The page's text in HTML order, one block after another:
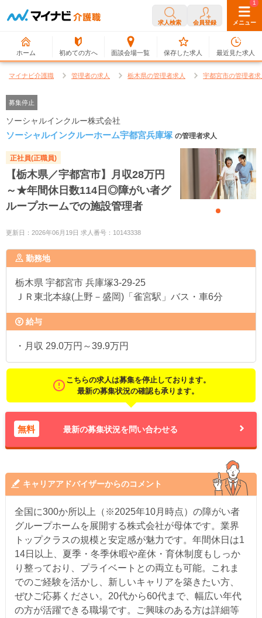
求人検索 会員登録 メニュー
ホーム 初めての方へ 面談会場一覧
0
保存した求人
1
最近見た求人
マイナビ介護職 管理者の求人 栃木県の管理者求人 宇都宮市の管理者求
募集停止
ソーシャルインクルー株式会社
ソーシャルインクルーホーム宇都宮兵庫塚 の管理者求人
正社員(正職員)
【栃木県／宇都宮市】月収28万円
～★年間休日数114日◎障がい者グ
ループホームでの施設管理者
更新日：2026年06月19日 求人番号：10143338
勤務地
栃木県 宇都宮市 兵庫塚3-29-25
ＪＲ東北本線(上野－盛岡)「雀宮駅」バス・車6分
給与
・月収 29.0万円～39.9万円
こちらの求人は募集を停止しております。
最新の募集状況の確認も承ります。
無料 最新の募集状況を問い合わせる
キャリアアドバイザーからのコメント
全国に300か所以上（※2025年10月時点）の障がい者
グループホームを展開する株式会社が母体です。業界
トップクラスの規模と安定感が魅力です。年間休日は1
14日以上、夏季・冬季休暇や産休・育休制度もしっか
り整っており、プライベートとの両立も可能。これま
でのご経験を活かし、新しいキャリアを築きたい方、
ぜひご応募ください。20代から60代まで、幅広い年代
の方が活躍できる職場です。ご興味のある方は詳細等